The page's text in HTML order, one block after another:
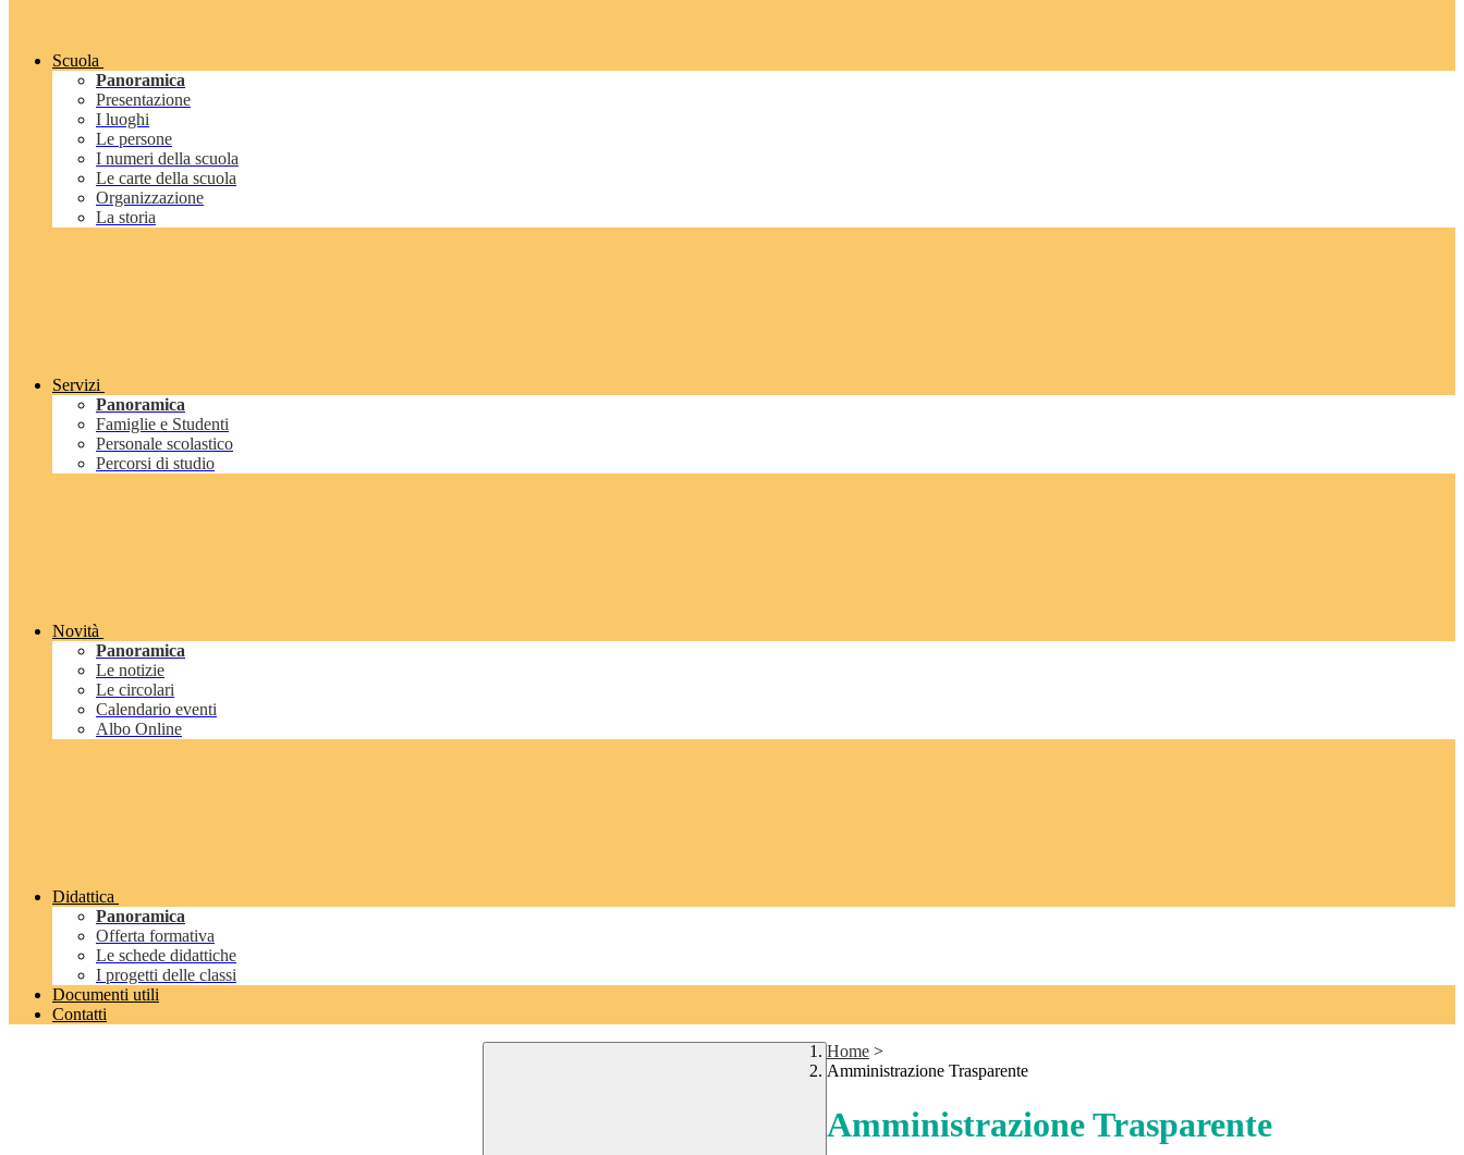
Scuola
Panoramica
Presentazione
I luoghi
Le persone
I numeri della scuola
Le carte della scuola
Organizzazione
La storia
Servizi
Panoramica
Famiglie e Studenti
Personale scolastico
Percorsi di studio
Novità
Panoramica
Le notizie
Le circolari
Calendario eventi
Albo Online
Didattica
Panoramica
Offerta formativa
Le schede didattiche
I progetti delle classi
Documenti utili
Contatti
Home >
Amministrazione Trasparente
Amministrazione Trasparente